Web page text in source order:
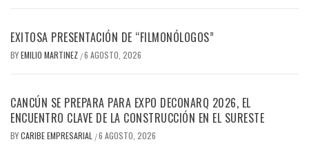
EXITOSA PRESENTACIÓN DE “FILMONÓLOGOS”
BYEMILIO MARTINEZ /6 AGOSTO, 2026
CANCÚN SE PREPARA PARA EXPO DECONARQ 2026, EL
ENCUENTRO CLAVE DE LA CONSTRUCCIÓN EN EL SURESTE
BYCARIBE EMPRESARIAL /6 AGOSTO, 2026